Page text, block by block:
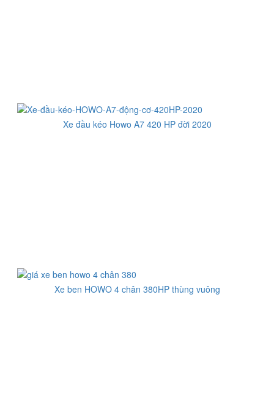
Xe đầu kéo Howo A7 420 HP đời 2020
Xe ben HOWO 4 chân 380HP thùng vuông